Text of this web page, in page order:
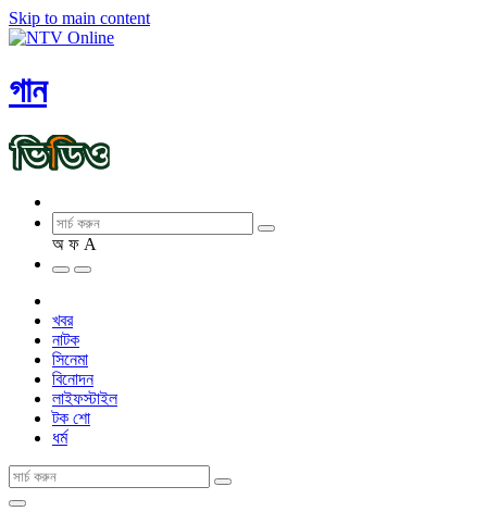
Skip to main content
গান
অ ফ A
খবর
নাটক
সিনেমা
বিনোদন
লাইফস্টাইল
টক শো
ধর্ম